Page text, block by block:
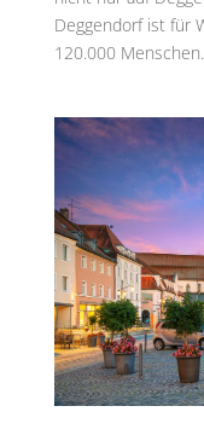
Deggendorf ist für
120.000